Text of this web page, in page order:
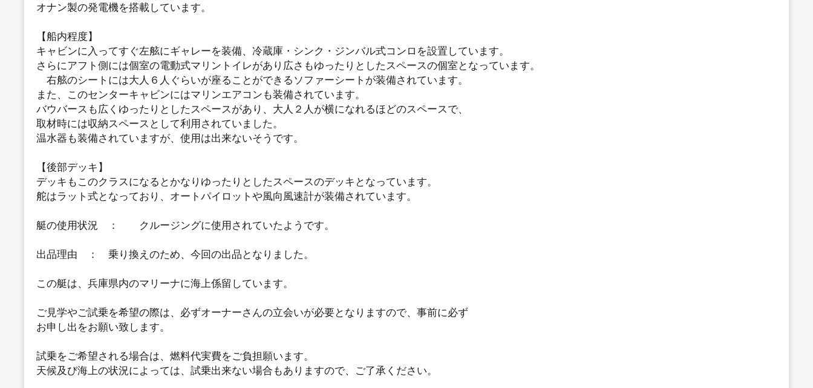
オナン製の発電機を搭載しています。
【船内程度】
キャビンに入ってすぐ左舷にギャレーを装備、冷蔵庫・シンク・ジンバル式コンロを設置しています。
さらにアフト側には個室の電動式マリントイレがあり広さもゆったりとしたスペースの個室となっています。
右舷のシートには大人６人ぐらいが座ることができるソファーシートが装備されています。
また、このセンターキャビンにはマリンエアコンも装備されています。
バウバースも広くゆったりとしたスペースがあり、大人２人が横になれるほどのスペースで、
取材時には収納スペースとして利用されていました。
温水器も装備されていますが、使用は出来ないそうです。
【後部デッキ】
デッキもこのクラスになるとかなりゆったりとしたスペースのデッキとなっています。
舵はラット式となっており、オートパイロットや風向風速計が装備されています。
艇の使用状況 ： クルージングに使用されていたようです。
出品理由 ： 乗り換えのため、今回の出品となりました。
この艇は、兵庫県内のマリーナに海上係留しています。
ご見学やご試乗を希望の際は、必ずオーナーさんの立会いが必要となりますので、事前に必ず
お申し出をお願い致します。
試乗をご希望される場合は、燃料代実費をご負担願います。
天候及び海上の状況によっては、試乗出来ない場合もありますので、ご了承ください。